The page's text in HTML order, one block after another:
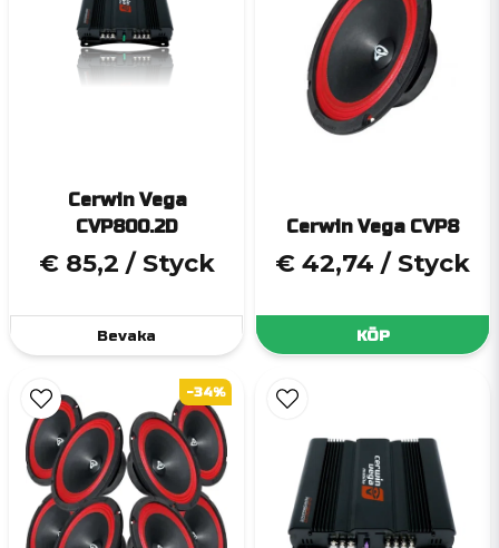
Cerwin Vega
CVP800.2D
€ 85,2 / Styck
Bevaka
Cerwin Vega CVP8
€ 42,74 / Styck
KÖP
-34%